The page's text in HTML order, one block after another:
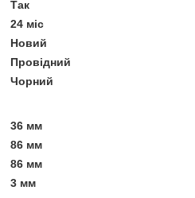
Так
24 міс
Новий
Провідний
Чорний
36 мм
86 мм
86 мм
3 мм